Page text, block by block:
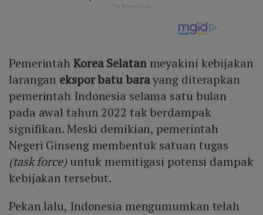
Pemerintah Korea Selatanmeyakini kebijakan
larangan eksporbatu barayang diterapkan
pemerintah Indonesia selama satu bulan
pada awal tahun 2022 tak berdampak
signifikan. Meski demikian, pemerintah
Negeri Ginseng membentuk satuan tugas
(task force)untuk memitigasi potensi dampak
kebijakan tersebut.
Pekan lalu, Indonesia mengumumkan telah